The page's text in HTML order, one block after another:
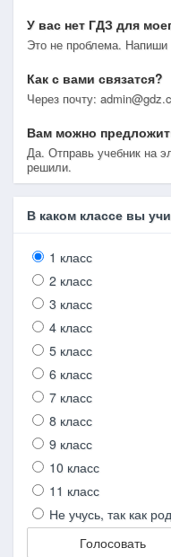
У вас нет ГДЗ для
Это не проблема.
Как с вами связатся?
Через почту:
Вам можно
Да. Отправь учебник на
решили.
В каком классе вы
1 класс
2 класс
3 класс
4 класс
5 класс
6 класс
7 класс
8 класс
9 класс
10 класс
11 класс
Не учусь, так как
Голосовать